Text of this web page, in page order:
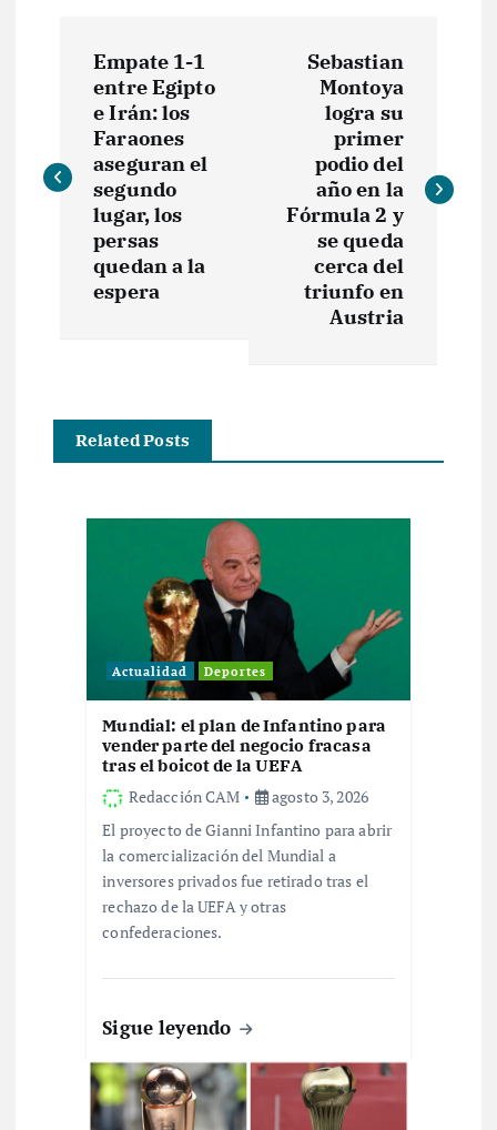
v
e
ó
Empate 1-1
entre Egipto
e Irán: los
Faraones
aseguran el
segundo
lugar, los
persas
quedan a la
espera
Sebastian
Montoya
logra su
primer
podio del
año en la
Fórmula 2 y
se queda
cerca del
triunfo en
Austria
Related Posts
Actualidad Deportes
Mundial: el plan de Infantino para
vender parte del negocio fracasa
tras el boicot de la UEFA
Redacción CAM
agosto 3, 2026
El proyecto de Gianni Infantino para abrir
la comercialización del Mundial a
inversores privados fue retirado tras el
rechazo de la UEFA y otras
confederaciones.
Sigue leyendo